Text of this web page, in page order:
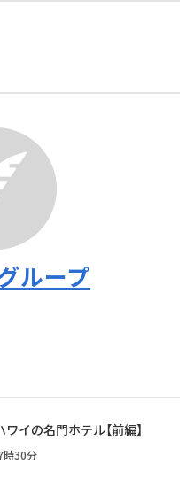
ループ
イの名門ホテル【前編】
時30分